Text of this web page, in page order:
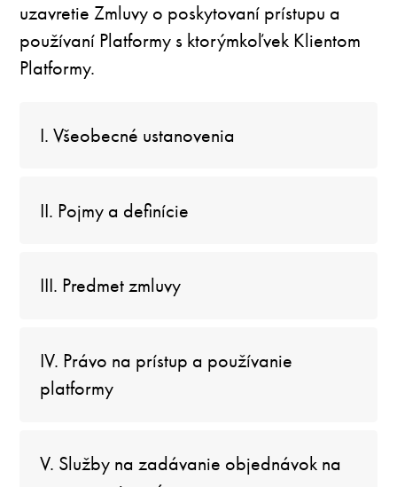
uzavretie Zmluvy o poskytovaní prístupu a
používaní Platformy s ktorýmkoľvek Klientom
Platformy.
I. Všeobecné ustanovenia
II. Pojmy a definície
III. Predmet zmluvy
IV. Právo na prístup a používanie
platformy
V. Služby na zadávanie objednávok na